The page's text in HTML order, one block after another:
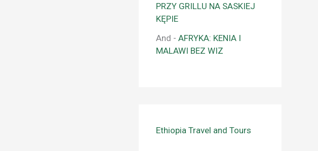
PRZY GRILLU NA SASKIEJ
KĘPIE
And - AFRYKA: KENIA I
MALAWI BEZ WIZ
Ethiopia Travel and Tours